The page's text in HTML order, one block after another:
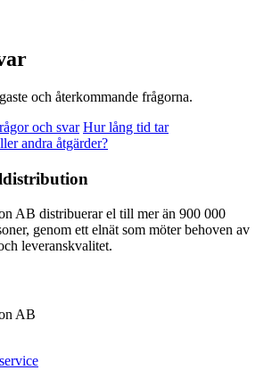
och återkommande frågorna.
och svar Hur lång tid tar
andra åtgärder?
AB distribuerar el till mer än 900 000
genom ett elnät som möter behoven av
leveranskvalitet.
AB